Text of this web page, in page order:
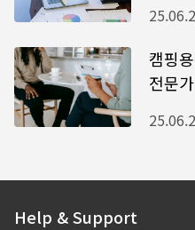
캠핑
전문
Help & Support